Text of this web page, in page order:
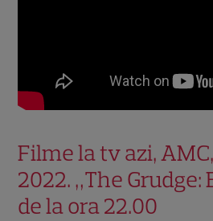
Filme la tv azi,
2022. „The Grudge:
de la ora 22.00